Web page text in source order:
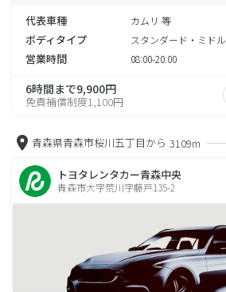
代表車種 カムリ 等
ボディタイプ スタンダード・ミドル
営業時間 08:00-20:00
6時間まで9,900円
免責補償制度1,100円
青森県青森市桜川五丁目から 3109m
トヨタレンタカー青森中央
青森市大字荒川字藤戸135-2